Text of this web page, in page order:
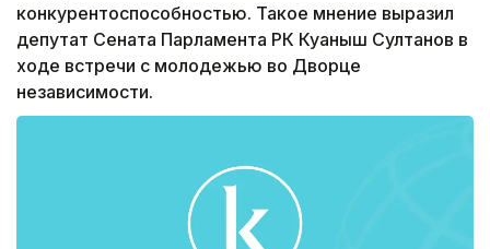
конкурентоспособностью. Такое мнение выразил
депутат Сената Парламента РК Куаныш Султанов в
ходе встречи с молодежью во Дворце
независимости.